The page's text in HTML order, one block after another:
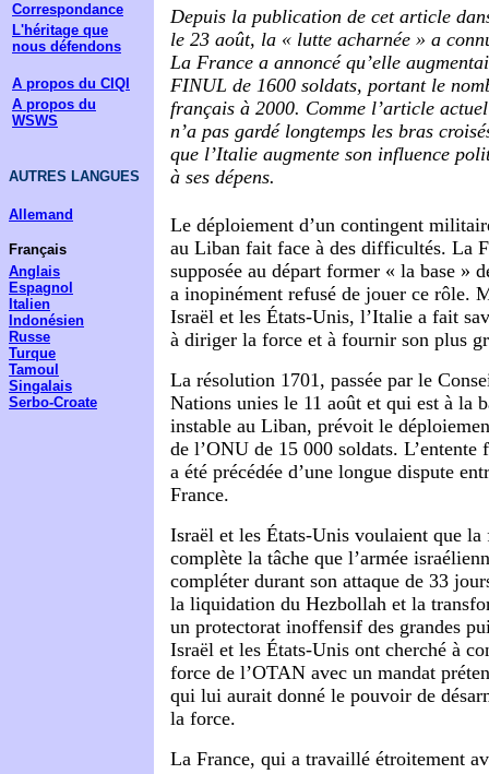
Correspondance
L'héritage que
nous défendons
A propos du CIQI
A propos du
WSWS
AUTRES LANGUES
Allemand
Français
Anglais
Espagnol
Italien
Indonésien
Russe
Turque
Tamoul
Singalais
Serbo-Croate
Depuis la publication de cet article
le 23 août, la « lutte acharnée » a
La France a annoncé qu’elle
FINUL de 1600 soldats, portant le
français à 2000. Comme l’article
n’a pas gardé longtemps les bras
que l’Italie augmente son influence
à ses dépens.
Le déploiement d’un contingent
au Liban fait face à des difficultés. La
supposée au départ former « la base »
a inopinément refusé de jouer ce rôle.
Israël et les États-Unis, l’Italie a fait
à diriger la force et à fournir son plus
La résolution 1701, passée par le
Nations unies le 11 août et qui est à la
instable au Liban, prévoit le
de l’ONU de 15 000 soldats.
a été précédée d’une longue dispute
France.
Israël et les États-Unis voulaient que
complète la tâche que l’armée
compléter durant son attaque de 33
la liquidation du Hezbollah et la
un protectorat inoffensif des grandes
Israël et les États-Unis ont cherché à
force de l’OTAN avec un mandat
qui lui aurait donné le pouvoir de
la force.
La France, qui a travaillé étroitement